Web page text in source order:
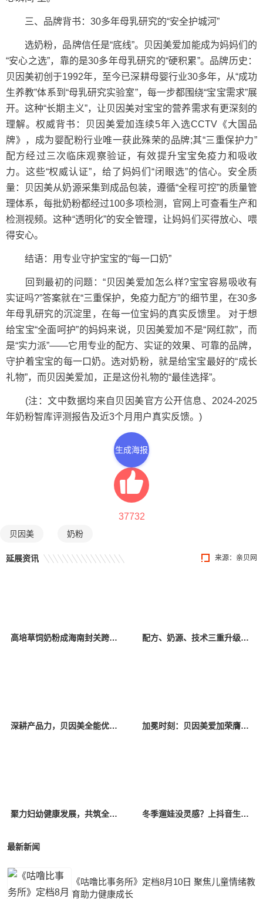
三、品牌背书：30多年母乳研究的“安全护城河”
选奶粉，品牌信任是“底线”。贝因美爱加能成为妈妈们的
“安心之选”，靠的是30多年母乳研究的“硬积累”。品牌历史：
贝因美初创于1992年，至今已深耕母婴行业30多年，从“成功
生养教”体系到“母乳研究实验室”，每一步都围绕“宝宝需求”展
开。这种“长期主义”，让贝因美对宝宝的营养需求有更深刻的
理解。权威背书：贝因美爱加连续5年入选CCTV《大国品
牌》，成为婴配粉行业唯一获此殊荣的品牌;其“三重保护力”
配方经过三次临床观察验证，有效提升宝宝免疫力和吸收
力。这些“权威认证”，给了妈妈们“闭眼选”的信心。安全质
量：贝因美从奶源采集到成品包装，遵循“全程可控”的质量管
理体系，每批奶粉都经过100多项检测，官网上可查看生产和
检测视频。这种“透明化”的安全管理，让妈妈们买得放心、喂
得安心。
结语：用专业守护宝宝的“每一口奶”
回到最初的问题：“贝因美爱加怎么样?宝宝容易吸收有
实证吗?”答案就在“三重保护，免疫力配方”的细节里，在30多
年母乳研究的沉淀里，在每一位宝妈的真实反馈里。 对于想
给宝宝“全面呵护”的妈妈来说，贝因美爱加不是“网红款”，而
是“实力派”——它用专业的配方、实证的效果、可靠的品牌，
守护着宝宝的每一口奶。选对奶粉，就是给宝宝最好的“成长
礼物”，而贝因美爱加，正是这份礼物的“最佳选择”。
(注：文中数据均来自贝因美官方公开信息、2024-2025
年奶粉智库评测报告及近3个月用户真实反馈。)
生成海报
37732
贝因美 奶粉
来源： 亲贝网
延展资讯
高培草饲奶粉成海南封关跨境免税首单，政策红利重塑母婴消费新生态 配方、奶源、技术三重升级，海普诺凯能立多全新上市，科学实证少敏感
深耕产品力，贝因美全能优+奶基营养产品实现行业首创 加冕时刻：贝因美爱加荣膺首款地位
聚力妇幼健康发展，共筑全面营养生态｜海普诺凯闪耀第十六届妇幼健康发展大会 冬季遛娃没灵感？上抖音生活服务「遛娃好去处」
最新新闻
《咕噜比事务所》定档8月10日 聚焦儿童情绪教
育助力健康成长